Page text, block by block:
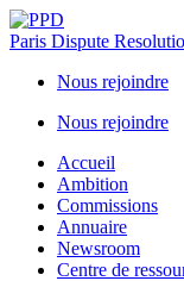
Paris Dispute
Nous rejoindre
Nous rejoindre
Accueil
Ambition
Commissions
Annuaire
Newsroom
Centre de